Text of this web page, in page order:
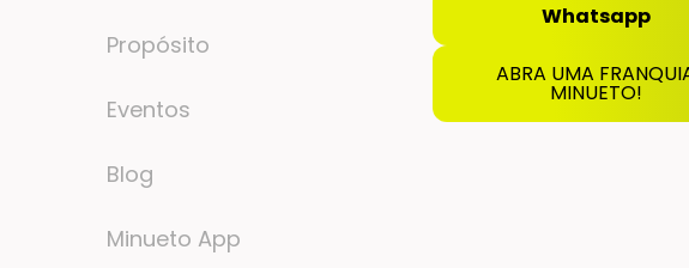
Propósito
Eventos
Blog
Minueto App
Whatsapp
ABRA UMA
MINUETO!